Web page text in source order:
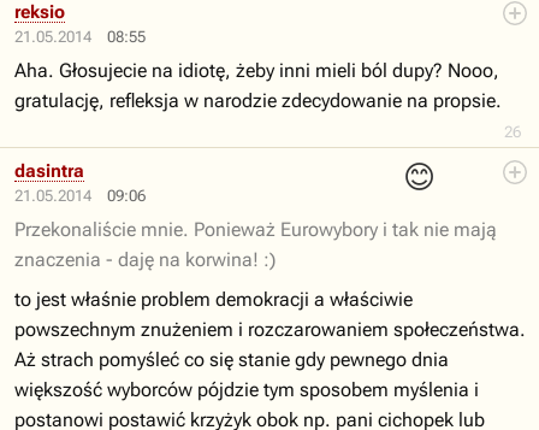
21.05.2014 08:55
26
reksio
Aha. Głosujecie na idiotę, żeby inni mieli ból dupy? Nooo,
gratulację, refleksja w narodzie zdecydowanie na propsie.
21.05.2014 09:06
😊
dasintra
Przekonaliście mnie. Ponieważ Eurowybory i tak nie mają
znaczenia - daję na korwina! :)
to jest właśnie problem demokracji a właściwie
powszechnym znużeniem i rozczarowaniem społeczeństwa.
Aż strach pomyśleć co się stanie gdy pewnego dnia
większość wyborców pójdzie tym sposobem myślenia i
postanowi postawić krzyżyk obok np. pani cichopek lub